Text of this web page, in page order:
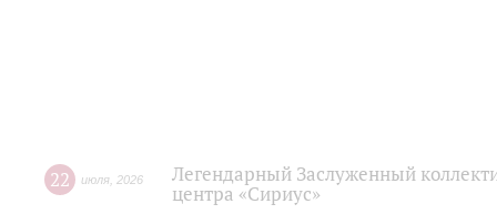
22 июля 2026
Легендарный Заслуженный
центра «Сириус»